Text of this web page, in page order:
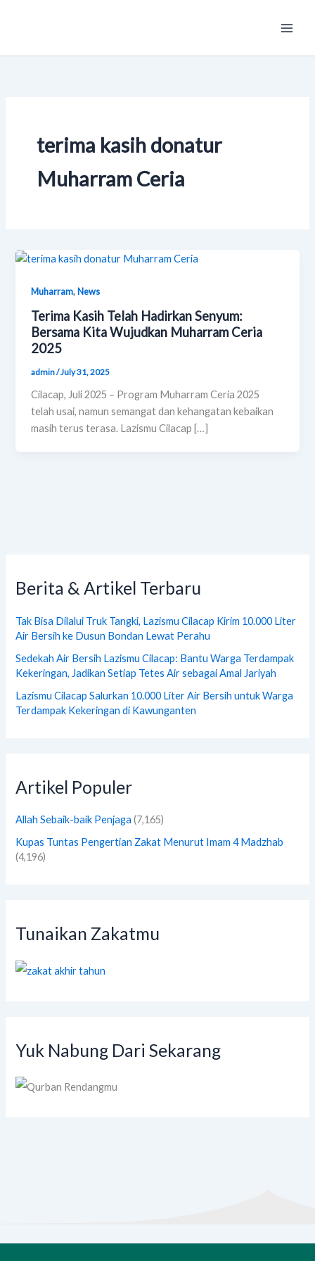
Menu
terima kasih donatur
Muharram Ceria
Muharram,News
Terima Kasih Telah Hadirkan Senyum:
Bersama Kita Wujudkan Muharram Ceria
2025
admin/July 31, 2025
Cilacap, Juli 2025 – Program Muharram Ceria 2025
telah usai, namun semangat dan kehangatan kebaikan
masih terus terasa. Lazismu Cilacap […]
Berita & Artikel Terbaru
Tak Bisa Dilalui Truk Tangki, Lazismu Cilacap Kirim 10.000 Liter
Air Bersih ke Dusun Bondan Lewat Perahu
Sedekah Air Bersih Lazismu Cilacap: Bantu Warga Terdampak
Kekeringan, Jadikan Setiap Tetes Air sebagai Amal Jariyah
Lazismu Cilacap Salurkan 10.000 Liter Air Bersih untuk Warga
Terdampak Kekeringan di Kawunganten
Artikel Populer
Allah Sebaik-baik Penjaga (7,165)
Kupas Tuntas Pengertian Zakat Menurut Imam 4 Madzhab
(4,196)
Tunaikan Zakatmu
Yuk Nabung Dari Sekarang